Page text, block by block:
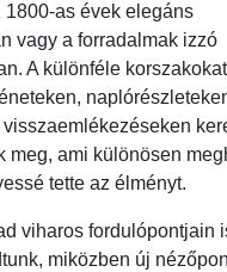
1800-as évek elegáns
vagy a forradalmak izzó
A különféle korszakokat
meg, ami különösen
tette az élményt.
viharos fordulópontjain
miközben új